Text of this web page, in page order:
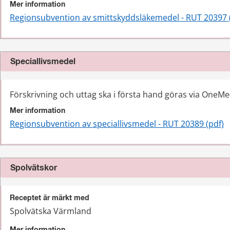
Mer information
Regionsubvention av smittskyddsläkemedel - RUT 20397
Speciallivsmedel
Förskrivning och uttag ska i första hand göras via
Mer information
Regionsubvention av speciallivsmedel - RUT 20389 (pdf)
Spolvätskor
Receptet är märkt med
Spolvätska Värmland